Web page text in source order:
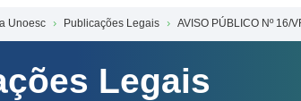
Unoesc Publicações Legais AVISO PÚBLICO Nº 16/
Legais